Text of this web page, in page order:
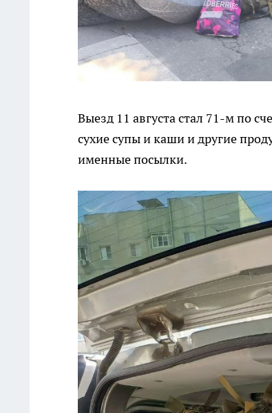
Выезд 11 августа стал 71-м по
сухие супы и каши и другие
именные посылки.